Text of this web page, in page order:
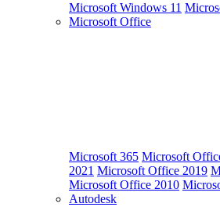
Microsoft Windows 11
Microsoft Office
Microsoft 365 Microsoft
2021 Microsoft Office 2019
Microsoft Office 2010
Autodesk